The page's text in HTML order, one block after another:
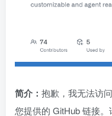
简介： 抱歉，我无法访
您提供的 GitHub 链接